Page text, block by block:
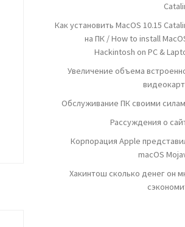
Как установить MacOS 10.15
на ПК / How to install
Hackintosh on PC &
Увеличение объема
Обслуживание ПК своими
Рассуждения о
Корпорация Apple
macOS
Хакинтош сколько денег он